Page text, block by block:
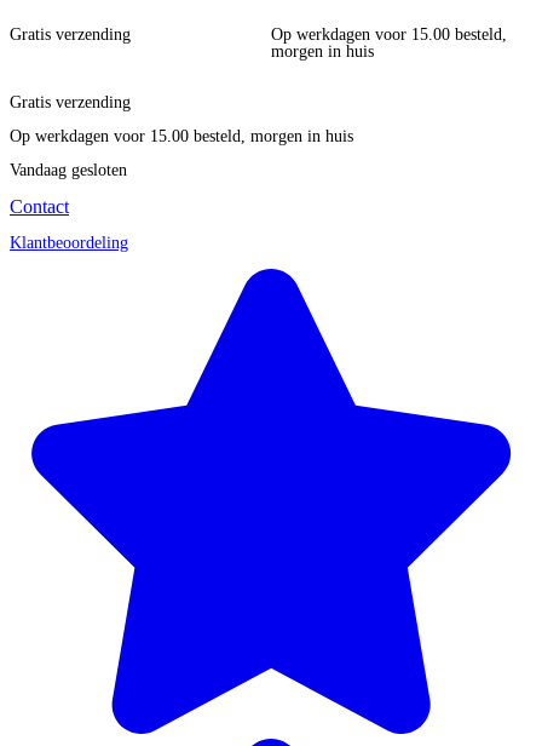
Gratis verzending
Op werkdagen voor 15.00 besteld,
morgen in huis
Gratis verzending
Op werkdagen voor 15.00 besteld, morgen in huis
Vandaag gesloten
Contact
Klantbeoordeling